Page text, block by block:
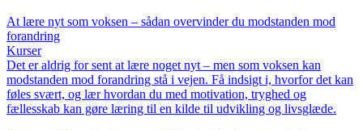
At lære nyt som voksen – sådan overvinder du modstanden mod
forandring
Kurser
Det er aldrig for sent at lære noget nyt – men som voksen kan
modstanden mod forandring stå i vejen. Få indsigt i, hvorfor det kan
føles svært, og lær hvordan du med motivation, tryghed og
fællesskab kan gøre læring til en kilde til udvikling og livsglæde.